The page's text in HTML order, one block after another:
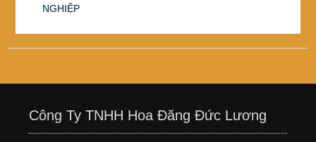
NGHIỆP
Công Ty TNHH Hoa Đăng Đức Lương